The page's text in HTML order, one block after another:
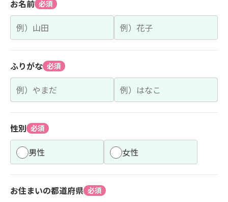
お名前 必須
ふりがな 必須
性別 必須
男性 女性
お住まいの都道府県 必須